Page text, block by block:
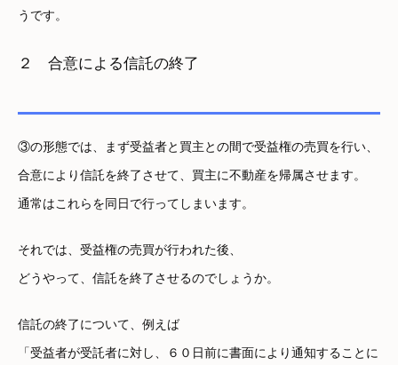
うです。
２ 合意による信託の終了
③の形態では、まず受益者と買主との間で受益権の売買を行い、
合意により信託を終了させて、買主に不動産を帰属させます。
通常はこれらを同日で行ってしまいます。
それでは、受益権の売買が行われた後、
どうやって、信託を終了させるのでしょうか。
信託の終了について、例えば
「受益者が受託者に対し、６０日前に書面により通知することに